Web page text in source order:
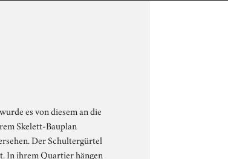
es von diesem an die
Skelett-Bauplan
Der Schultergürtel
In ihrem Quartier hängen